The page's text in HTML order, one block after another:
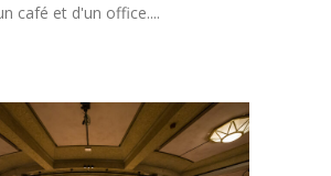
café et d'un office....